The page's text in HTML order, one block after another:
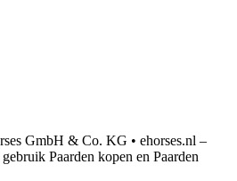
GmbH & Co. KG • ehorses.nl –
Paarden kopen en Paarden